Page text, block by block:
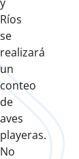
Ríos
se
realizará
un
conteo
de
aves
playeras.
No